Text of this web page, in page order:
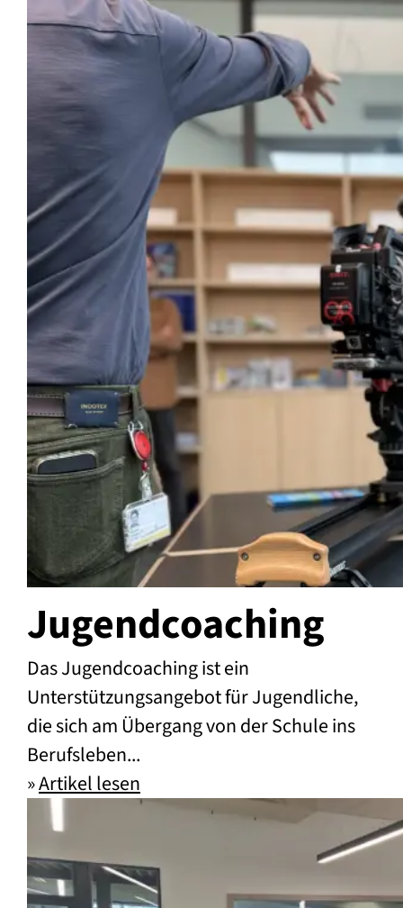
Jugendcoaching
Das Jugendcoaching ist ein
Unterstützungsangebot für Jugendliche,
die sich am Übergang von der Schule ins
Berufsleben...
»Artikel lesen